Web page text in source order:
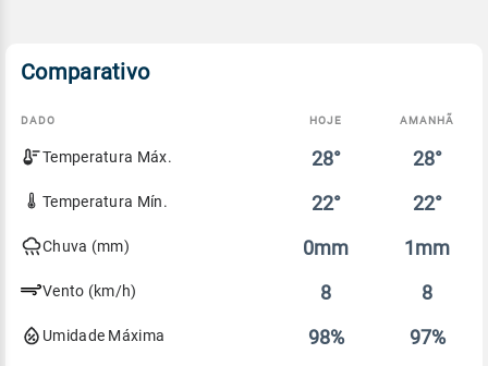
Comparativo
Comparativo
entre
previsão
hoje
DADO HOJE AMANHÃ
Temperatura Máx. 28° 28°
Temperatura Mín. 22° 22°
Chuva (mm) 0mm 1mm
Vento (km/h) 8 8
Umidade Máxima 98% 97%